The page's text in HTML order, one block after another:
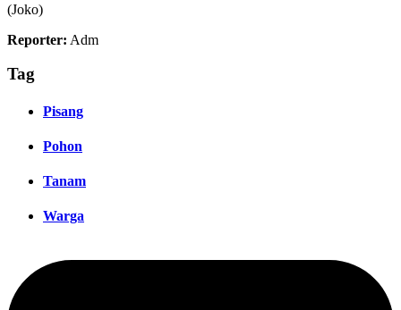
(Joko)
Reporter: Adm
Tag
Pisang
Pohon
Tanam
Warga